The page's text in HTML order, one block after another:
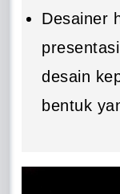
Desainer
desain
bentuk